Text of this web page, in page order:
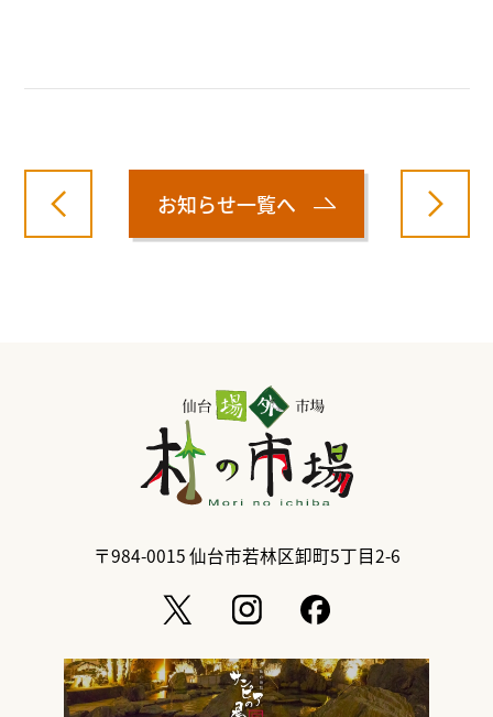
お知らせ一覧へ
〒984-0015仙台市若林区卸町5丁目2-6